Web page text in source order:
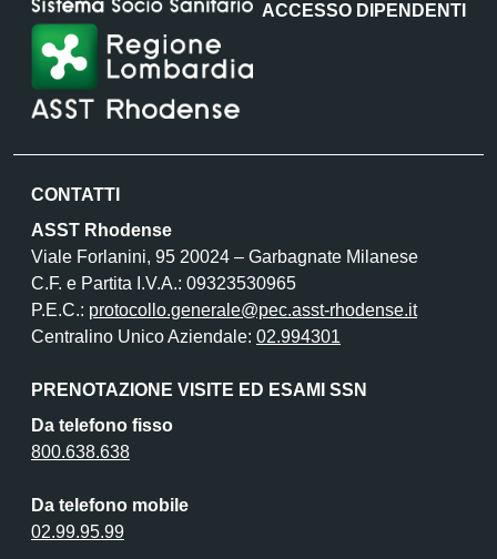
ACCESSO DIPENDENTI
CONTATTI
ASST Rhodense
Viale Forlanini, 95 20024 – Garbagnate Milanese
C.F. e Partita I.V.A.: 09323530965
P.E.C.: protocollo.generale@pec.asst-rhodense.it
Centralino Unico Aziendale: 02.994301
PRENOTAZIONE VISITE ED ESAMI SSN
Da telefono fisso
800.638.638
Da telefono mobile
02.99.95.99